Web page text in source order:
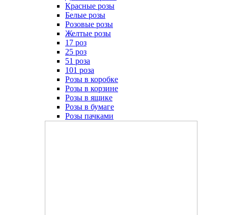
Красные розы
Белые розы
Розовые розы
Желтые розы
17 роз
25 роз
51 роза
101 роза
Розы в коробке
Розы в корзине
Розы в ящике
Розы в бумаге
Розы пачками